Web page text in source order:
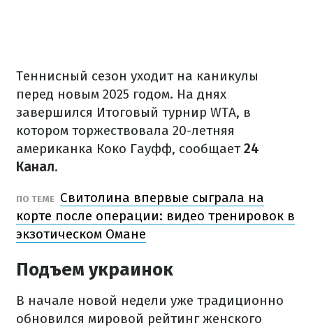
Теннисный сезон уходит на каникулы
перед новым 2025 годом. На днях
завершился Итоговый турнир WTA, в
котором торжествовала 20-летняя
американка Коко Гауфф, сообщает24
Канал.
ПО ТЕМЕ Свитолина впервые сыграла на
корте после операции: видео тренировок в
экзотическом Омане
Подъем украинок
В начале новой недели уже традиционно
обновился мировой рейтинг женского